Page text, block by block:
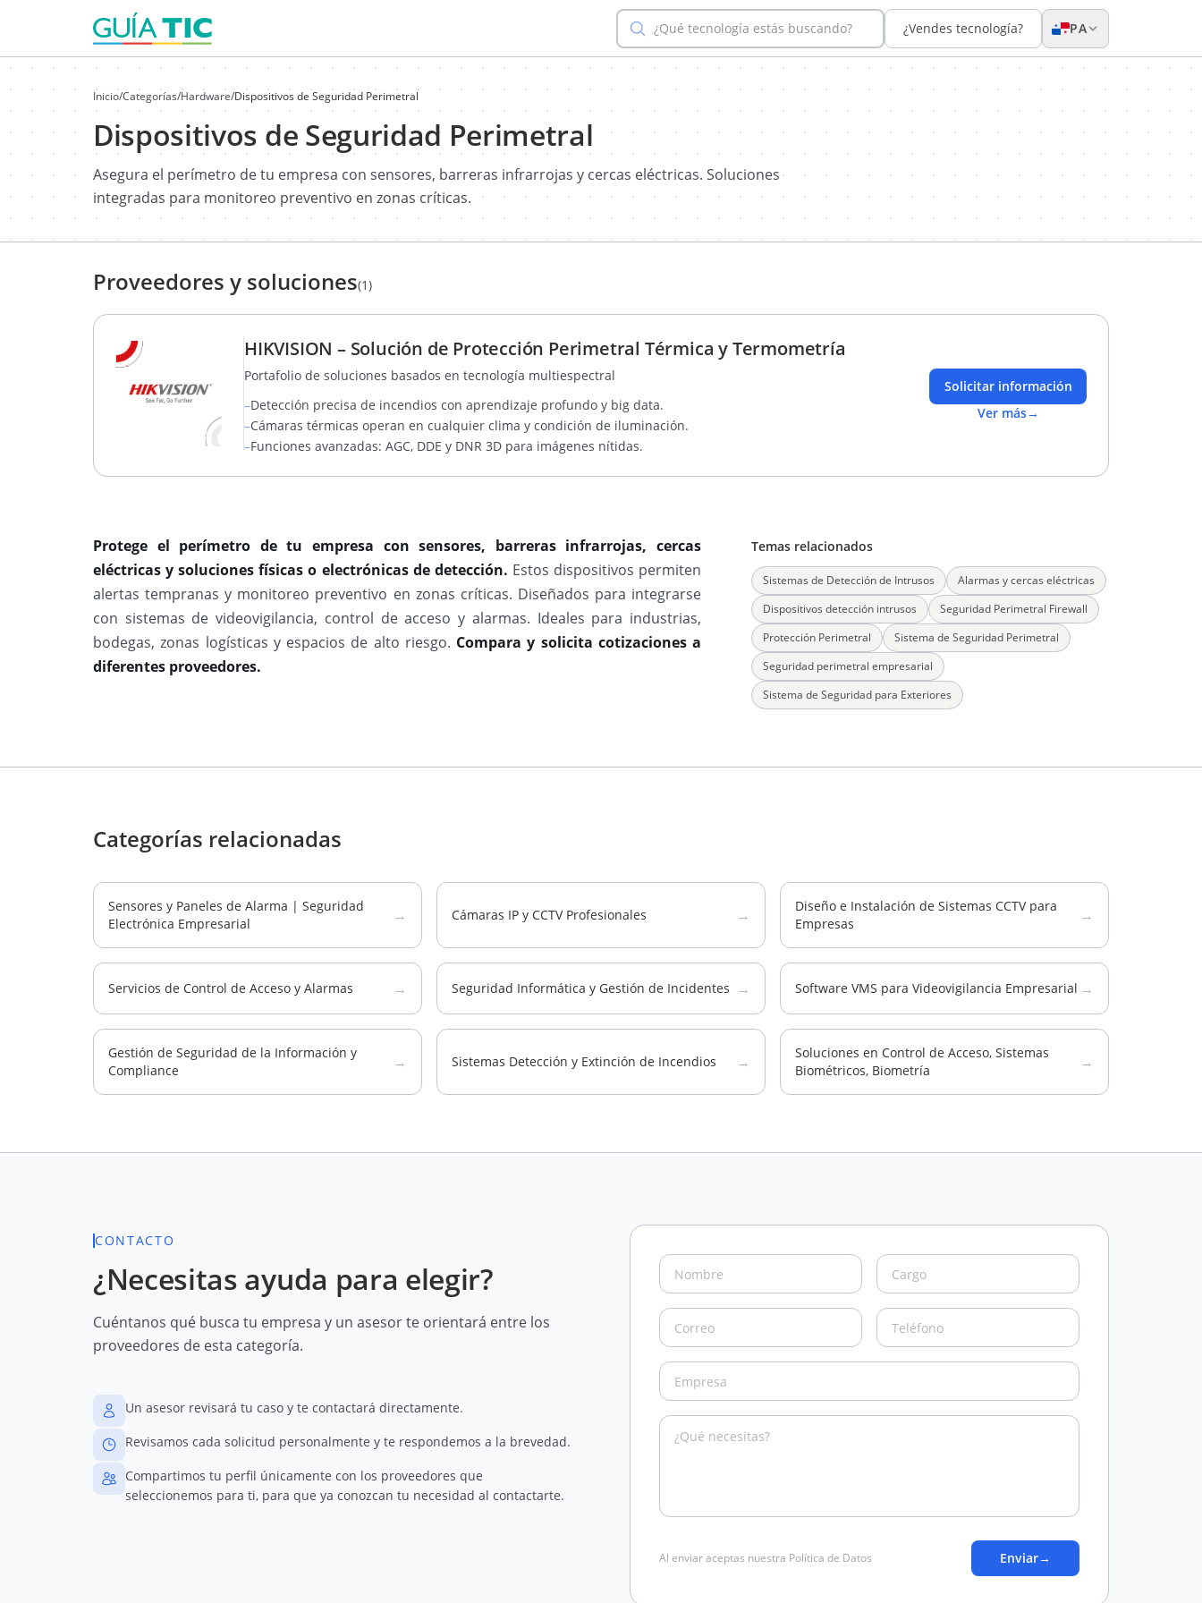
¿Qué tecnología estás buscando? ¿Vendes tecnología? PA
Inicio/Categorías/Hardware/Dispositivos de Seguridad Perimetral
Dispositivos de Seguridad Perimetral
Asegura el perímetro de tu empresa con sensores, barreras infrarrojas y cercas eléctricas. Soluciones
integradas para monitoreo preventivo en zonas críticas.
Proveedores y soluciones(1)
HIKVISION – Solución de Protección Perimetral Térmica y Termometría
Portafolio de soluciones basados en tecnología multiespectral
–Detección precisa de incendios con aprendizaje profundo y big data.
–Cámaras térmicas operan en cualquier clima y condición de iluminación.
–Funciones avanzadas: AGC, DDE y DNR 3D para imágenes nítidas.
Solicitar información
Ver más→
Protege el perímetro de tu empresa con sensores, barreras infrarrojas, cercas
eléctricas y soluciones físicas o electrónicas de detección. Estos dispositivos permiten
alertas tempranas y monitoreo preventivo en zonas críticas. Diseñados para integrarse
con sistemas de videovigilancia, control de acceso y alarmas. Ideales para industrias,
bodegas, zonas logísticas y espacios de alto riesgo. Compara y solicita cotizaciones a
diferentes proveedores.
Temas relacionados
Sistemas de Detección de Intrusos
Alarmas y cercas eléctricas
Dispositivos detección intrusos
Seguridad Perimetral Firewall
Protección Perimetral
Sistema de Seguridad Perimetral
Seguridad perimetral empresarial
Sistema de Seguridad para Exteriores
Categorías relacionadas
Sensores y Paneles de Alarma | Seguridad
Electrónica Empresarial
→ Cámaras IP y CCTV Profesionales →
Diseño e Instalación de Sistemas CCTV para
Empresas
→
Servicios de Control de Acceso y Alarmas → Seguridad Informática y Gestión de Incidentes → Software VMS para Videovigilancia Empresarial →
Gestión de Seguridad de la Información y
Compliance
→ Sistemas Detección y Extinción de Incendios →
Soluciones en Control de Acceso, Sistemas
Biométricos, Biometría
→
CONTACTO
¿Necesitas ayuda para elegir?
Cuéntanos qué busca tu empresa y un asesor te orientará entre los
proveedores de esta categoría.
Un asesor revisará tu caso y te contactará directamente.
Revisamos cada solicitud personalmente y te respondemos a la brevedad.
Compartimos tu perfil únicamente con los proveedores que
seleccionemos para ti, para que ya conozcan tu necesidad al contactarte.
Al enviar aceptas nuestra Política de Datos Enviar→